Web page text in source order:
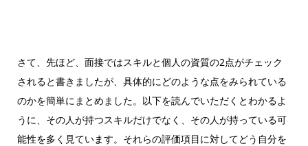
さて、先ほど、面接ではスキルと個人の資質の2点がチェック
されると書きましたが、具体的にどのような点をみられている
のかを簡単にまとめました。以下を読んでいただくとわかるよ
うに、その人が持つスキルだけでなく、その人が持っている可
能性を多く見ています。それらの評価項目に対してどう自分を